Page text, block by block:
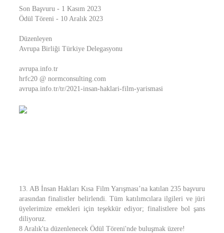
Son Başvuru - 1 Kasım 2023
Ödül Töreni - 10 Aralık 2023
Düzenleyen
Avrupa Birliği Türkiye Delegasyonu
avrupa.info.tr
hrfc20 @ normconsulting.com
avrupa.info.tr/tr/2021-insan-haklari-film-yarismasi
13. AB İnsan Hakları Kısa Film Yarışması’na katılan 235 başvuru
arasından finalistler belirlendi. Tüm katılımcılara ilgileri ve jüri
üyelerimize emekleri için teşekkür ediyor; finalistlere bol şans
diliyoruz.
8 Aralık'ta düzenlenecek Ödül Töreni'nde buluşmak üzere!